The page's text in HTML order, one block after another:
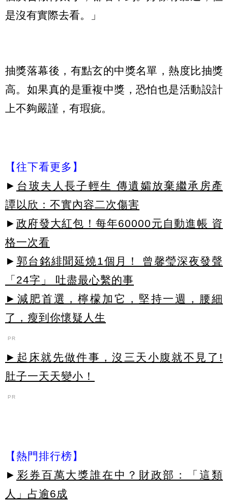
是沒有實際去看。」
抽獎落幕後，有點玄的中獎名單，熱度比抽獎
高。如果真的是重複中獎，恐怕也是活動設計
上不夠嚴謹，有瑕疵。
【往下看更多】
► 台玻夫人長子輕生 傳遺孀放棄繼承房產
譚以欣：不實內容二次傷害
► 政府發大紅包！每年60000元自動進帳 資
格一次看
► 郭台銘緋聞延燒1個月！ 曾馨瑩深夜發聲
「24字」 吐盡最心繫的事
►減肥首選，檸檬加它，堅持一週，腰細
了，瘦到你懷疑人生
PR
►起床就先做件事，沒三天小腹就不見了!
肚子一天天變小！
PR
【熱門排行榜】
► 彩券百萬大獎誰在中？財政部：「這類
人」占逾6成